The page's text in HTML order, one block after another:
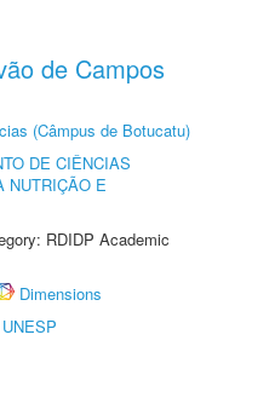
de Campos
(Câmpus de Botucatu)
DE CIÊNCIAS
NUTRIÇÃO E
RDIDP Academic
Dimensions